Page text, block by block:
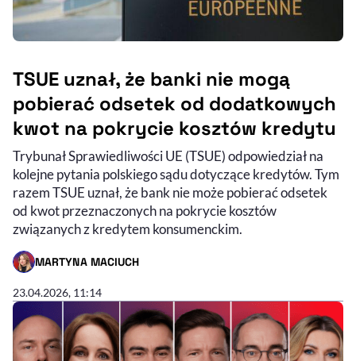
TSUE uznał, że banki nie mogą
pobierać odsetek od dodatkowych
kwot na pokrycie kosztów kredytu
Trybunał Sprawiedliwości UE (TSUE) odpowiedział na
kolejne pytania polskiego sądu dotyczące kredytów. Tym
razem TSUE uznał, że bank nie może pobierać odsetek
od kwot przeznaczonych na pokrycie kosztów
związanych z kredytem konsumenckim.
MARTYNA MACIUCH
- AUTOR ARTYKUŁU - PROFIL
23.04.2026, 11:14